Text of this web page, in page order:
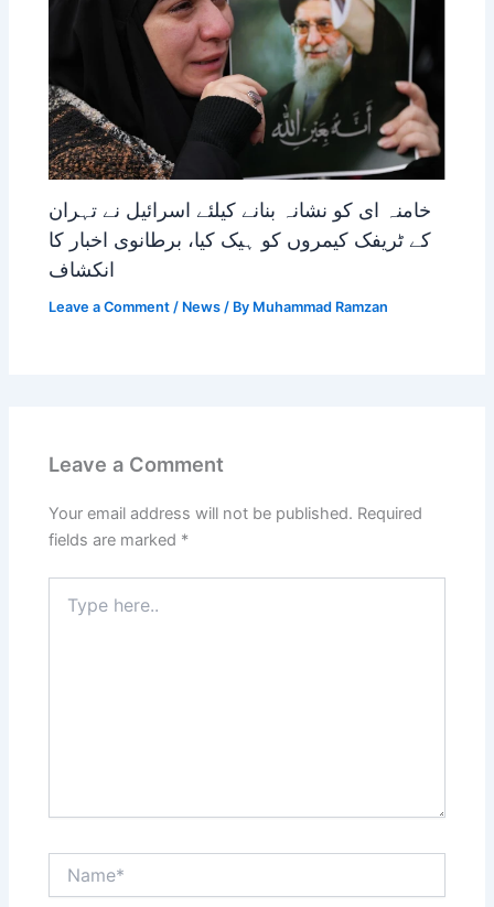
خامنہ ای کو نشانہ بنانے کیلئے اسرائیل نے تہران
کے ٹریفک کیمروں کو ہیک کیا، برطانوی اخبار کا
انکشاف
Leave a Comment / News / By Muhammad Ramzan
Leave a Comment
Your email address will not be published. Required
fields are marked *
here..